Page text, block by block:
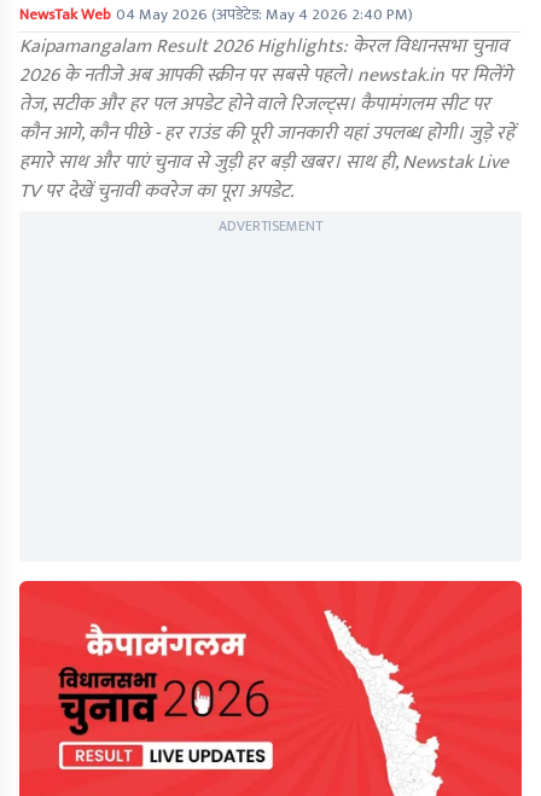
NewsTak Web04 May 2026(अपडेटेड:May 4 2026 2:40 PM)
Kaipamangalam Result 2026 Highlights: केरल विधानसभा चुनाव
2026 के नतीजे अब आपकी स्क्रीन पर सबसे पहले। newstak.in पर मिलेंगे
तेज, सटीक और हर पल अपडेट होने वाले रिजल्ट्स। कैपामंगलम सीट पर
कौन आगे, कौन पीछे - हर राउंड की पूरी जानकारी यहां उपलब्ध होगी। जुड़े रहें
हमारे साथ और पाएं चुनाव से जुड़ी हर बड़ी खबर। साथ ही, Newstak Live
TV पर देखें चुनावी कवरेज का पूरा अपडेट.
ADVERTISEMENT